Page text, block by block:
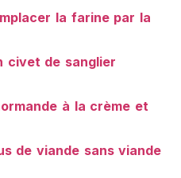
la farine par la
civet de sanglier
à la crème et
de viande sans viande